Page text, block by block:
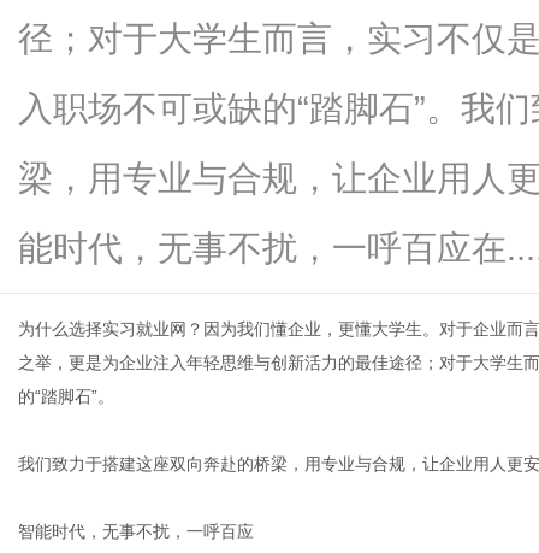
径；对于大学生而言，实习不仅
入职场不可或缺的“踏脚石”。我
梁，用专业与合规，让企业用人
能时代，无事不扰，一呼百应在
为什么选择实习就业网？因为我们懂企业，更懂大学生。对于企业而
之举，更是为企业注入年轻思维与创新活力的最佳途径；对于大学生
的“踏脚石”。
我们致力于搭建这座双向奔赴的桥梁，用专业与合规，让企业用人更
智能时代，无事不扰，一呼百应